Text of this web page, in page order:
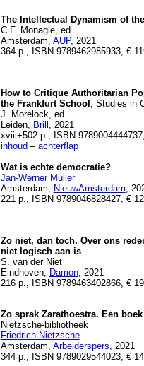
The Intellectual Dynamism of
C.F. Monagle, ed.
Amsterdam, AUP, 2021
364 p., ISBN 9789462985933, €
How to Critique Authoritarian
the Frankfurt School , Studies in
J. Morelock, ed.
Leiden, Brill , 2021
xviii+502 p., ISBN
inhoud – achterflap
Wat is echte democratie?
Jan-Werner Müller
Amsterdam, NieuwAmsterdam,
221 p., ISBN 9789046828427, €
Zo niet, dan toch. Over ons
niet logisch aan is
S. van der Niet
Eindhoven, Damon, 2021
216 p., ISBN 9789463402866, € 19
Zo sprak Zarathoestra. Een
Nietzsche-bibliotheek
Friedrich Nietzsche
Amsterdam, Arbeiderspers, 2021
344 p., ISBN 9789029544023, €